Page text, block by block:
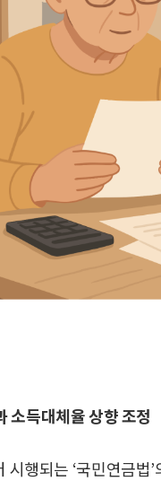
소득대체율 상향 조정
시행되는 ‘국민연금법